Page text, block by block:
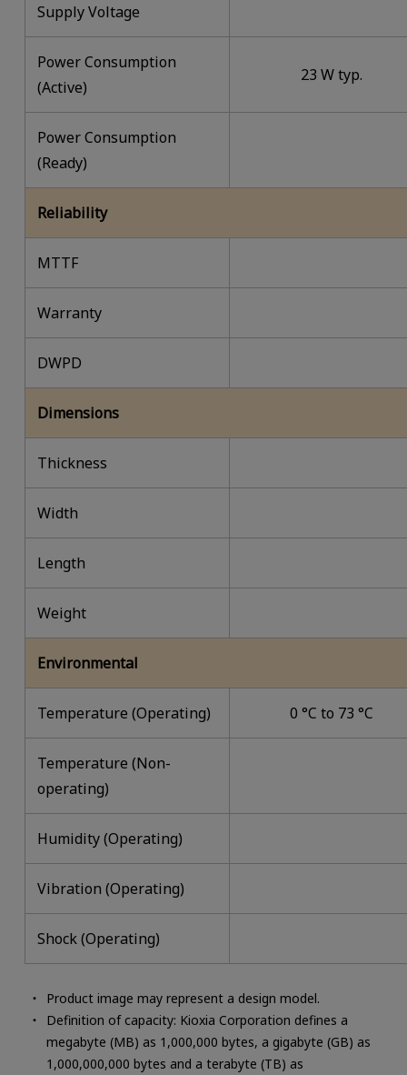
Supply Voltage
Power Consumption
(Active)
23 W typ.
Power Consumption
(Ready)
Reliability
MTTF
Warranty
DWPD
Dimensions
Thickness
Width
Length
Weight
Environmental
Temperature (Operating) 0 °C to 73 °C
Temperature (Non-
operating)
Humidity (Operating)
Vibration (Operating)
Shock (Operating)
Product image may represent a design model.
Definition of capacity: Kioxia Corporation defines a
megabyte (MB) as 1,000,000 bytes, a gigabyte (GB) as
1,000,000,000 bytes and a terabyte (TB) as